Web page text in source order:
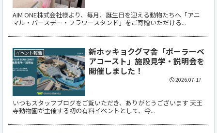
AIM ONE株式会社様より、毎月、誕生日を迎える動物たちへ「アニ
マル・バースデー・フラワースタンド」をご寄贈いただける...
イベント報告
新ホッキョクグマ舎「ポーラーベ
アコースト」施設見学・説明会を
開催しました！
いつもスタッフブログをご覧いただき、ありがとうございます 天王
寺動物園が主催する初の有料イベントとして、今...
2026.07.17